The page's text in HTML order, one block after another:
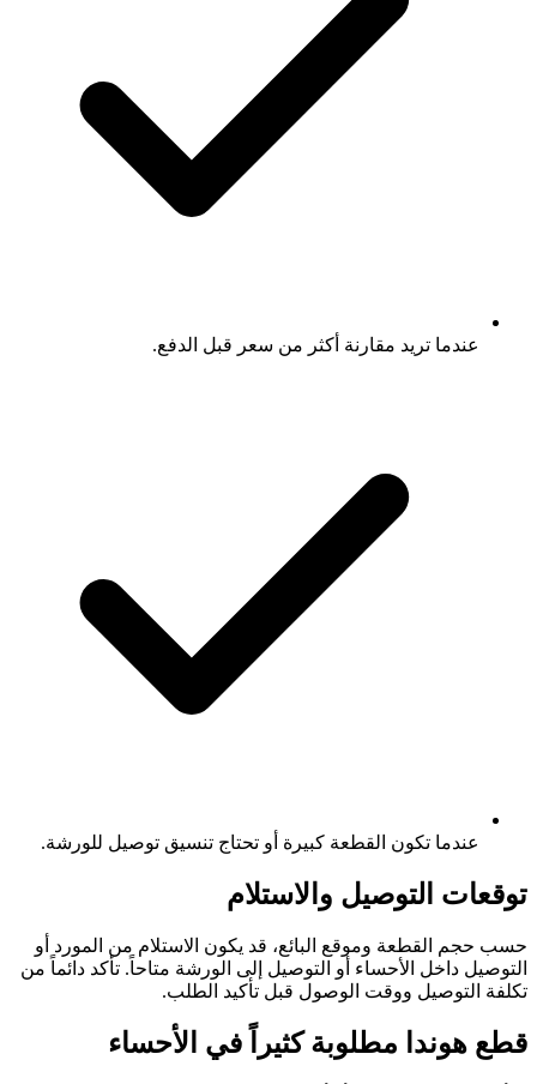
عندما تريد مقارنة أكثر من سعر قبل الدفع.
عندما تكون القطعة كبيرة أو تحتاج تنسيق توصيل للورشة.
توقعات التوصيل والاستلام
حسب حجم القطعة وموقع البائع، قد يكون الاستلام من المورد أو
التوصيل داخل الأحساء أو التوصيل إلى الورشة متاحاً. تأكد دائماً من
تكلفة التوصيل ووقت الوصول قبل تأكيد الطلب.
قطع هوندا مطلوبة كثيراً في الأحساء